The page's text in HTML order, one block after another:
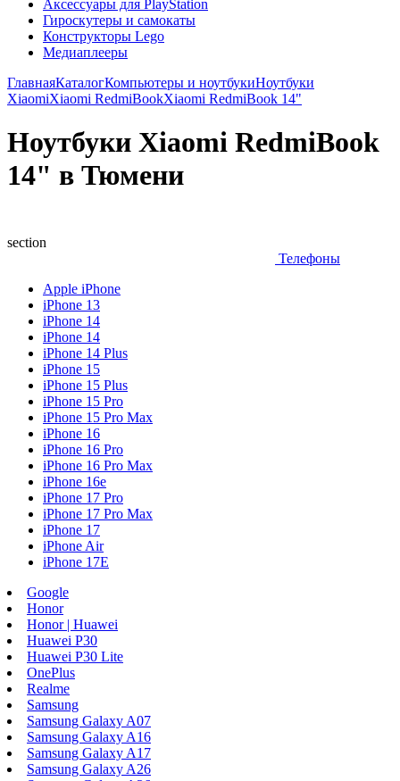
Аксессуары для PlayStation
Гироскутеры и самокаты
Конструкторы Lego
Медиаплееры
ГлавнаяКаталогКомпьютеры и ноутбукиНоутбуки
XiaomiXiaomi RedmiBookXiaomi RedmiBook 14"
Ноутбуки Xiaomi RedmiBook
14" в Тюмени
section
Телефоны
Apple iPhone
iPhone 13
iPhone 14
iPhone 14
iPhone 14 Plus
iPhone 15
iPhone 15 Plus
iPhone 15 Pro
iPhone 15 Pro Max
iPhone 16
iPhone 16 Pro
iPhone 16 Pro Max
iPhone 16e
iPhone 17 Pro
iPhone 17 Pro Max
iPhone 17
iPhone Air
iPhone 17E
Google
Honor
Honor | Huawei
Huawei P30
Huawei P30 Lite
OnePlus
Realme
Samsung
Samsung Galaxy A07
Samsung Galaxy A16
Samsung Galaxy A17
Samsung Galaxy A26